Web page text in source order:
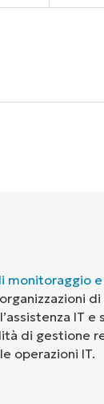
monitoraggio
IT e
di gestione
operazioni IT.